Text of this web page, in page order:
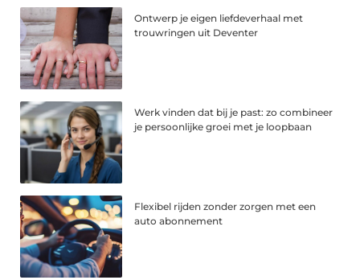
Ontwerp je eigen liefdeverhaal met
trouwringen uit Deventer
Werk vinden dat bij je past: zo combineer
je persoonlijke groei met je loopbaan
Flexibel rijden zonder zorgen met een
auto abonnement